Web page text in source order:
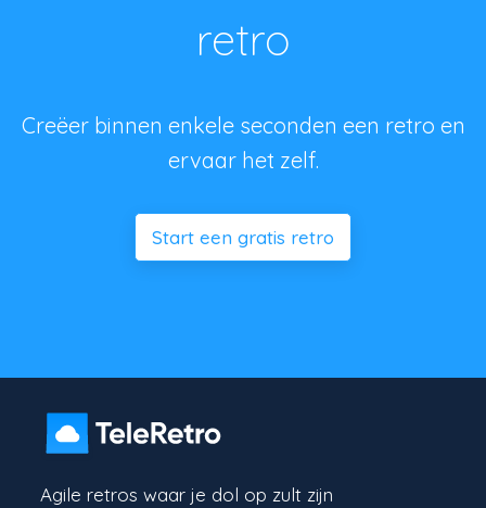
retro
Creëer binnen enkele seconden een retro en
ervaar het zelf.
Start een gratis retro
Agile retros waar je dol op zult zijn